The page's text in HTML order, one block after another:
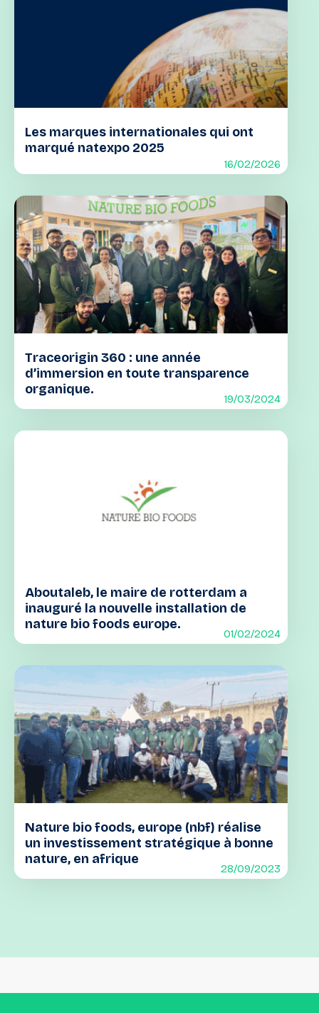
Les marques internationales qui ont
marqué natexpo 2025
16/02/2026
Traceorigin 360 : une année
d’immersion en toute transparence
organique.
19/03/2024
Aboutaleb, le maire de rotterdam a
inauguré la nouvelle installation de
nature bio foods europe.
01/02/2024
Nature bio foods, europe (nbf) réalise
un investissement stratégique à bonne
nature, en afrique
28/09/2023